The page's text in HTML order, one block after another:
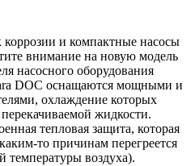
и компактные насосы
внимание на новую модель
насосного оборудования
DOC оснащаются мощными и
охлаждение которых
жидкости.
тепловая защита, которая
то причинам перегреется
воздуха).